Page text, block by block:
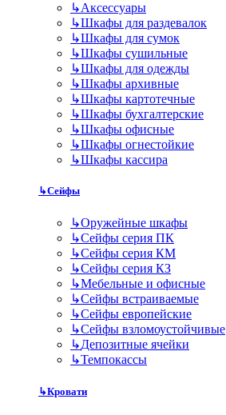
↳Аксессуары
↳Шкафы для раздевалок
↳Шкафы для сумок
↳Шкафы сушильные
↳Шкафы для одежды
↳Шкафы архивные
↳Шкафы картотечные
↳Шкафы бухгалтерские
↳Шкафы офисные
↳Шкафы огнестойкие
↳Шкафы кассира
↳Сейфы
↳Оружейные шкафы
↳Сейфы серия ПК
↳Сейфы серия КМ
↳Сейфы серия КЗ
↳Мебельные и офисные
↳Сейфы встраиваемые
↳Сейфы европейские
↳Сейфы взломоустойчивые
↳Депозитные ячейки
↳Темпокассы
↳Кровати